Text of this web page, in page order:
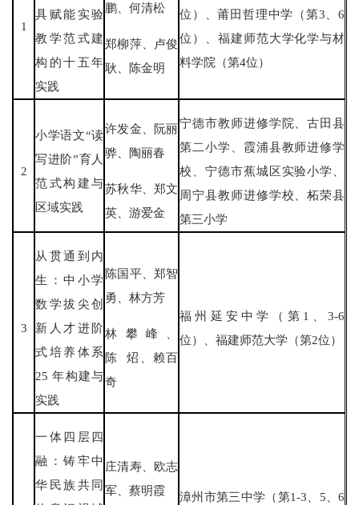
1
具赋能实验
教学范式建
构的十五年
实践
鹏、何清松
郑柳萍、卢俊
耿、陈金明
位）、莆田哲理中学（第3、6
位）、福建师范大学化学与材
料学院（第4位）
2
小学语文“读
写进阶”育人
范式构建与
区域实践
许发金、阮丽
骅、陶丽春
苏秋华、郑文
英、游爱金
宁德市教师进修学院、古田县
第二小学、霞浦县教师进修学
校、宁德市蕉城区实验小学、
周宁县教师进修学校、柘荣县
第三小学
3
从贯通到内
生：中小学
数学拔尖创
新人才进阶
式培养体系
25 年构建与
实践
陈国平、郑智
勇、林方芳
林攀峰、
陈 炤、赖百
奇
福州延安中学（第1、3-6
位）、福建师范大学（第2位）
一体四层四
融：铸牢中
华民族共同
庄清寿、欧志
军、蔡明霞
漳州市第三中学（第1-3、5、6